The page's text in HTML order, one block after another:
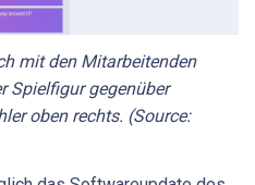
mit den Mitarbeitenden
Spielfigur gegenüber
oben rechts. (Source: